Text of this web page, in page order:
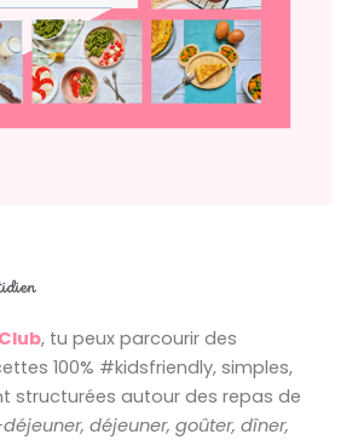
, tu peux parcourir des
100% #kidsfriendly, simples,
structurées autour des repas de
déjeuner, goûter, dîner,